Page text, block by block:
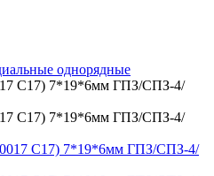
однорядные
С17) 7*19*6мм ГПЗ/СПЗ-4/
С17) 7*19*6мм ГПЗ/СПЗ-4/